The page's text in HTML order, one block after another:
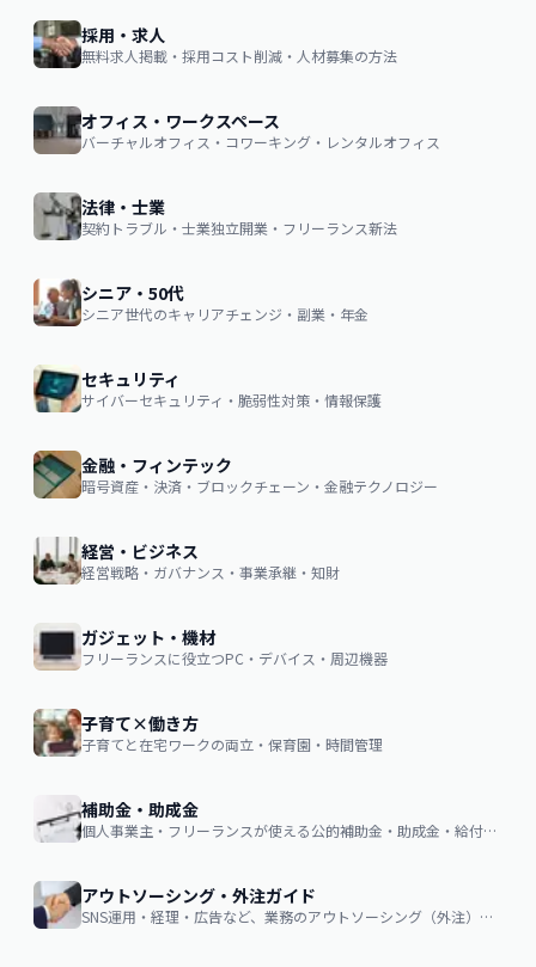
採用・求人
無料求人掲載・採用コスト削減・人材募集の方法
オフィス・ワークスペース
バーチャルオフィス・コワーキング・レンタルオフィス
法律・士業
契約トラブル・士業独立開業・フリーランス新法
シニア・50代
シニア世代のキャリアチェンジ・副業・年金
セキュリティ
サイバーセキュリティ・脆弱性対策・情報保護
金融・フィンテック
暗号資産・決済・ブロックチェーン・金融テクノロジー
経営・ビジネス
経営戦略・ガバナンス・事業承継・知財
ガジェット・機材
フリーランスに役立つPC・デバイス・周辺機器
子育て×働き方
子育てと在宅ワークの両立・保育園・時間管理
補助金・助成金
個人事業主・フリーランスが使える公的補助金・助成金・給付金の申請ガイド
アウトソーシング・外注ガイド
SNS運用・経理・広告など、業務のアウトソーシング（外注）を検討する企業・個人向け。費用相場・依頼の流れ・失敗しない選び方